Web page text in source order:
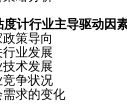
度计行业主导驱动因
策导向
业发展
术发展
争状况
求的变化